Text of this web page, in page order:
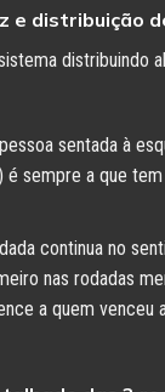
e distribuição
distribuindo
sentada à
é sempre a que
continua no
nas rodadas
a quem venceu